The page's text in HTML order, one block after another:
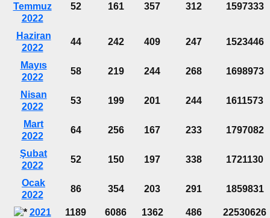
Temmuz
2022
52 161 357 312 1597333
Haziran
2022
44 242 409 247 1523446
Mayıs
2022
58 219 244 268 1698973
Nisan
2022
53 199 201 244 1611573
Mart
2022
64 256 167 233 1797082
Şubat
2022
52 150 197 338 1721130
Ocak
2022
86 354 203 291 1859831
2021 1189 6086 1362 486
22530626